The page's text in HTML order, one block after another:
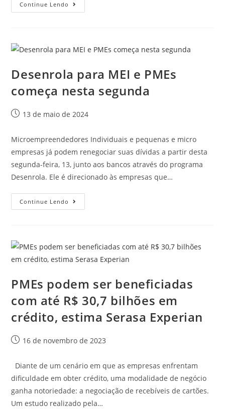
Continue Lendo
Desenrola para MEI e PMEs
começa nesta segunda
13 de maio de 2024
Microempreendedores Individuais e pequenas e micro
empresas já podem renegociar suas dívidas a partir desta
segunda-feira, 13, junto aos bancos através do programa
Desenrola. Ele é direcionado às empresas que…
Continue Lendo
PMEs podem ser beneficiadas
com até R$ 30,7 bilhões em
crédito, estima Serasa Experian
16 de novembro de 2023
Diante de um cenário em que as empresas enfrentam
dificuldade em obter crédito, uma modalidade de negócio
ganha notoriedade: a negociação de recebíveis de cartões.
Um estudo realizado pela…